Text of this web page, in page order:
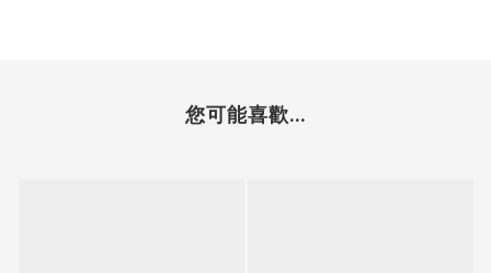
您可能喜歡...